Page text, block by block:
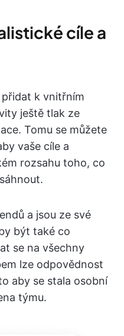
cíle a
k vnitřním
ještě tlak ze
Tomu se můžete
vaše cíle a
rozsahu toho, co
a jsou ze své
být také co
se na všechny
lze odpovědnost
aby se stala osobní
týmu.